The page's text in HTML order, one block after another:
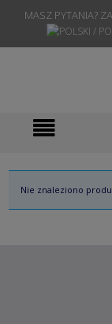
MASZ PYTANIA?
Nie znaleziono